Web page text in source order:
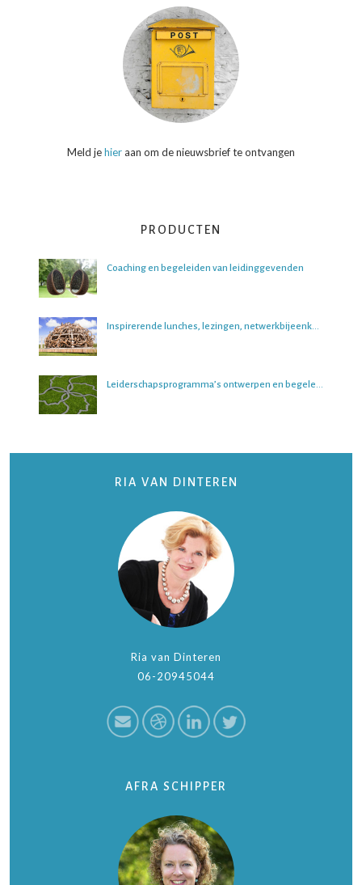
Meld jehieraan om de nieuwsbrief te ontvangen
PRODUCTEN
Coaching en begeleiden van leidinggevenden
Inspirerende lunches, lezingen, netwerkbijeenkomsten en boeksessies
Leiderschapsprogramma’s ontwerpen en begeleiden
RIA VAN DINTEREN
Ria van Dinteren
06-20945044
AFRA SCHIPPER